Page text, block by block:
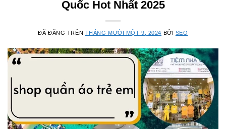
Quốc Hot Nhất 2025
ĐÃ ĐĂNG TRÊN THÁNG MƯỜI MỘT 9, 2024 BỞI SEO